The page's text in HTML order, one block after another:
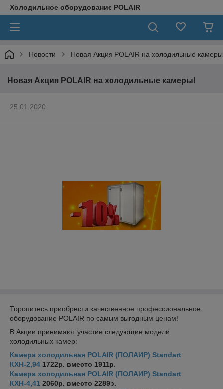
Холодильное оборудование POLAIR
Новости Новая Акция POLAIR на холодильные
Новая Акция POLAIR на холодильные камеры!
25.01.2020
Торопитесь приобрести качественное профессиональное
оборудование POLAIR по самым выгодным ценам!
В Акции принимают участие следующие модели
холодильных камер:
Камера холодильная POLAIR (ПОЛАИР) Standart
КХН-2,94 1722р. вместо 1911р.
Камера холодильная POLAIR (ПОЛАИР) Standart
КХН-4,41 2060р. вместо 2289р.